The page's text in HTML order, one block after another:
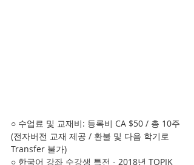
○ 수업료 및 교재비: 등록비 CA $50 / 총 10주
(전자버전 교재 제공 / 환불 및 다음 학기로
Transfer 불가)
○ 한국어 강좌 수강생 특전 - 2018년 TOPIK